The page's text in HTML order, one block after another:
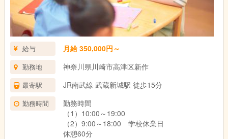
給与 月給 350,000円～
勤務地 神奈川県川崎市高津区新作
最寄駅 JR南武線 武蔵新城駅 徒歩15分
勤務時間
勤務時間
（1）10:00～19:00
（2）9:00～18:00 学校休業日
休憩60分